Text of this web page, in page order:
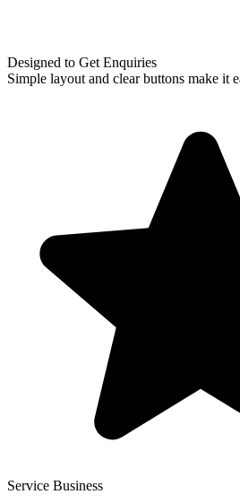
Designed to Get Enquiries
Simple layout and clear buttons make it
Service Business